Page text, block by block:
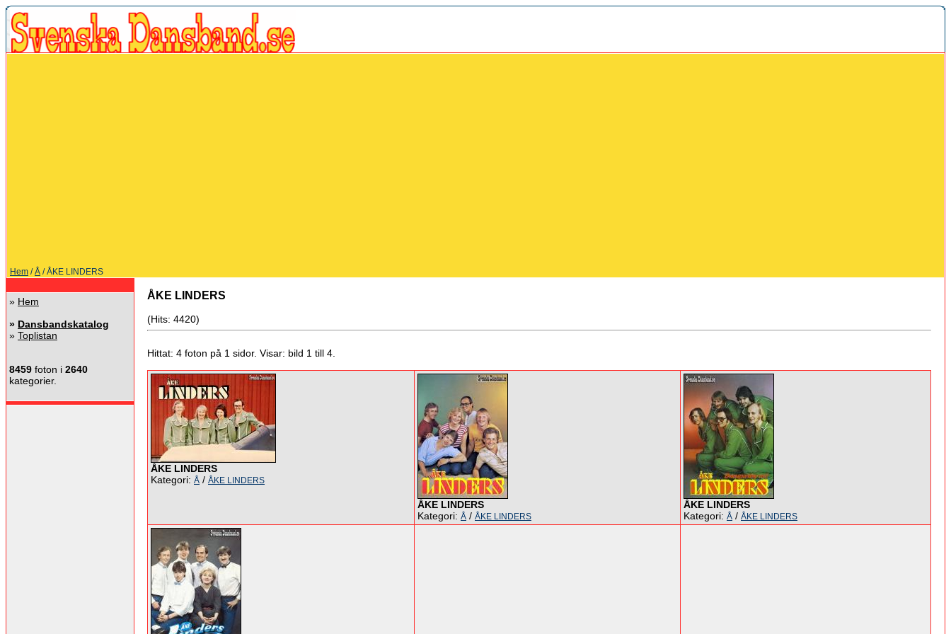
Hem /Å / ÅKE LINDERS
» Hem
» Dansbandskatalog
» Toplistan
8459 foton i 2640
kategorier.
ÅKE LINDERS
(Hits: 4420)
Hittat: 4 foton på 1 sidor. Visar: bild 1 till 4.
ÅKE LINDERS
Kategori: Å / ÅKE LINDERS
ÅKE LINDERS
Kategori: Å / ÅKE LINDERS
ÅKE LINDERS
Kategori: Å / ÅKE LINDERS